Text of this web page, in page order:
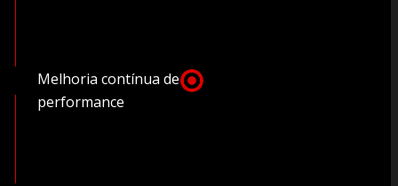
Melhoria contínua de
performance